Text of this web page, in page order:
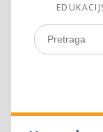
Search
for: